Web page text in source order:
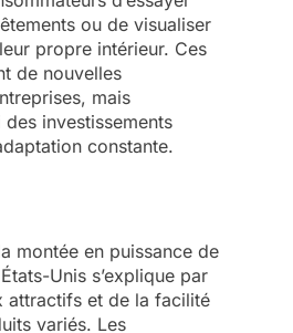
ou de visualiser
propre intérieur. Ces
de nouvelles
mais
investissements
constante.
montée en puissance de
Unis s’explique par
attractifs et de la facilité
variés. Les